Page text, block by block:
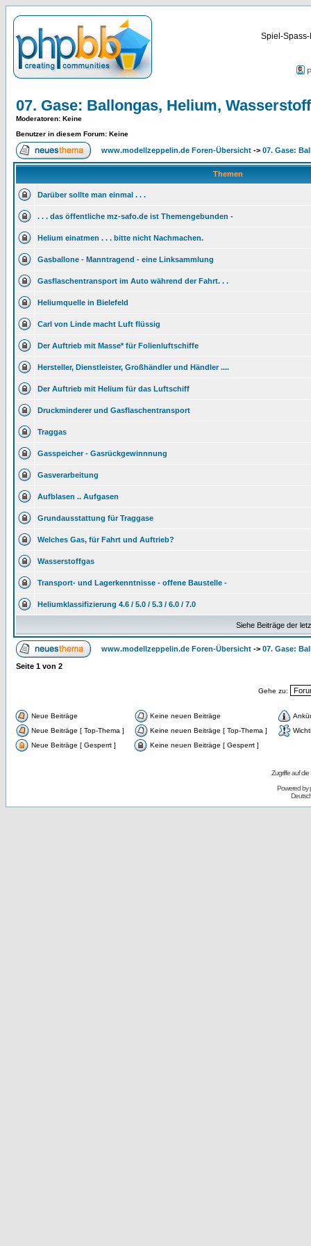
Spiel-
07. Gase: Ballongas, Helium, Wasserstoff
Moderatoren: Keine
Benutzer in diesem Forum: Keine
www.modellzeppelin.de Foren-Übersicht -> 07. Gase:
Themen
Darüber sollte man einmal . . .
. . . das öffentliche mz-safo.de ist Themengebunden -
Helium einatmen . . . bitte nicht Nachmachen.
Gasballone - Manntragend - eine Linksammlung
Gasflaschentransport im Auto während der Fahrt. . .
Heliumquelle in Bielefeld
Carl von Linde macht Luft flüssig
Der Auftrieb mit Masse* für Folienluftschiffe
Hersteller, Dienstleister, Großhändler und Händler ....
Der Auftrieb mit Helium für das Luftschiff
Druckminderer und Gasflaschentransport
Traggas
Gasspeicher - Gasrückgewinnnung
Gasverarbeitung
Aufblasen .. Aufgasen
Grundausstattung für Traggase
Welches Gas, für Fahrt und Auftrieb?
Wasserstoffgas
Transport- und Lagerkenntnisse - offene Baustelle -
Heliumklassifizierung 4.6 / 5.0 / 5.3 / 6.0 / 7.0
Siehe Beiträge der
www.modellzeppelin.de Foren-Übersicht -> 07. Gase:
Seite 1 von 2
Gehe zu:
Neue Beiträge Keine neuen Beiträge
Neue Beiträge [ Top-Thema ]
Keine neuen Beiträge [ Top-Thema ]
Neue Beiträge [ Gesperrt ]
Keine neuen Beiträge [ Gesperrt ]
Zugriffe auf
Powered by